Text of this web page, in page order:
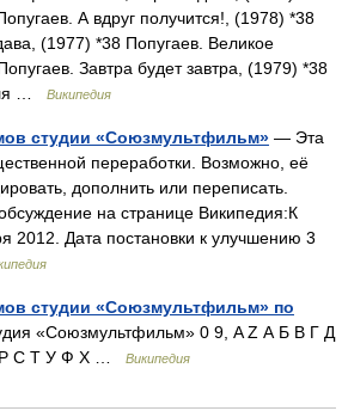
А вдруг получится!, (1978) *38
(1977) *38 Попугаев. Великое
Завтра будет завтра, (1979) *38
…
Википедия
студии «Союзмультфильм» — Эта
переработки. Возможно, её
дополнить или переписать.
на странице Википедия:К
2012. Дата постановки к улучшению 3
студии «Союзмультфильм» по
«Союзмультфильм» 0 9, A Z А Б В Г Д
С Т У Ф Х …
Википедия